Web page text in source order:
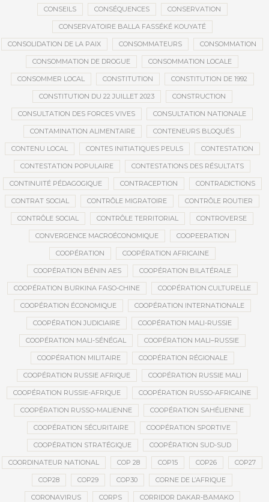
CONSEILS CONSÉQUENCES CONSERVATION
CONSERVATOIRE BALLA FASSÉKÉ KOUYATÉ
CONSOLIDATION DE LA PAIX CONSOMMATEURS CONSOMMATION
CONSOMMATION DE DROGUE CONSOMMATION LOCALE
CONSOMMER LOCAL CONSTITUTION CONSTITUTION DE 1992
CONSTITUTION DU 22 JUILLET 2023 CONSTRUCTION
CONSULTATION DES FORCES VIVES CONSULTATION NATIONALE
CONTAMINATION ALIMENTAIRE CONTENEURS BLOQUÉS
CONTENU LOCAL CONTES INITIATIQUES PEULS CONTESTATION
CONTESTATION POPULAIRE CONTESTATIONS DES RÉSULTATS
CONTINUITÉ PÉDAGOGIQUE CONTRACEPTION CONTRADICTIONS
CONTRAT SOCIAL CONTRÔLE MIGRATOIRE CONTRÔLE ROUTIER
CONTRÔLE SOCIAL CONTRÔLE TERRITORIAL CONTROVERSE
CONVERGENCE MACROÉCONOMIQUE COOPEERATION
COOPÉRATION COOPÉRATION AFRICAINE
COOPÉRATION BÉNIN AES COOPÉRATION BILATÉRALE
COOPÉRATION BURKINA FASO-CHINE COOPÉRATION CULTURELLE
COOPÉRATION ÉCONOMIQUE COOPÉRATION INTERNATIONALE
COOPÉRATION JUDICIAIRE COOPÉRATION MALI-RUSSIE
COOPÉRATION MALI-SÉNÉGAL COOPÉRATION MALI–RUSSIE
COOPÉRATION MILITAIRE COOPÉRATION RÉGIONALE
COOPÉRATION RUSSIE AFRIQUE COOPÉRATION RUSSIE MALI
COOPÉRATION RUSSIE-AFRIQUE COOPÉRATION RUSSO-AFRICAINE
COOPÉRATION RUSSO-MALIENNE COOPÉRATION SAHÉLIENNE
COOPÉRATION SÉCURITAIRE COOPÉRATION SPORTIVE
COOPÉRATION STRATÉGIQUE COOPÉRATION SUD-SUD
COORDINATEUR NATIONAL COP 28 COP15 COP26 COP27
COP28 COP29 COP30 CORNE DE L’AFRIQUE
CORONAVIRUS CORPS CORRIDOR DAKAR-BAMAKO